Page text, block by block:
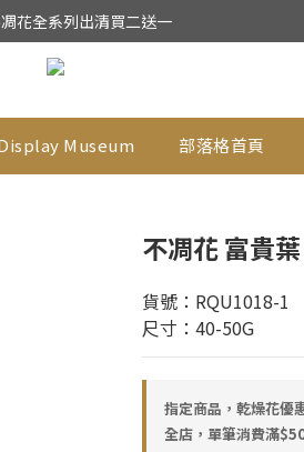
花材系列全面出清特價中★
花全系列出清買二送一
花材系列全面出清特價中★
Museum 部落格首頁
不凋花 富貴
貨號：RQU1018-1
尺寸：40-50G
指定商品，乾燥花優
全店，單筆消費滿